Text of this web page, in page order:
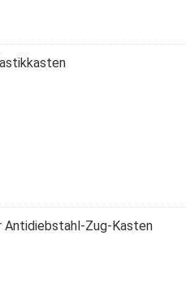
Antidiebstahl-Zug-Kasten